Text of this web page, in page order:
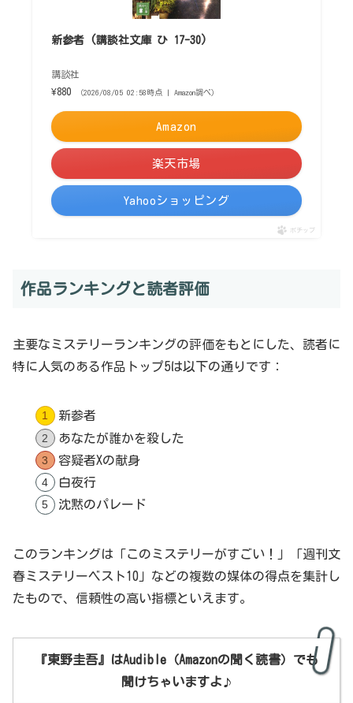
新参者 (講談社文庫 ひ 17-30)
講談社
¥880
（2026/08/05 02:58時点 | Amazon調べ）
Amazon
楽天市場
Yahooショッピング
ポチップ
作品ランキングと読者評価
主要なミステリーランキングの評価をもとにした、読者に
特に人気のある作品トップ5は以下の通りです：
新参者
あなたが誰かを殺した
容疑者Xの献身
白夜行
沈黙のパレード
このランキングは「このミステリーがすごい！」「週刊文
春ミステリーベスト10」などの複数の媒体の得点を集計し
たもので、信頼性の高い指標といえます。
『東野圭吾』はAudible（Amazonの聞く読書）でも
聞けちゃいますよ ♪